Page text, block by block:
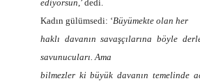
ediyorsun ,’ dedi.
Kadın gülümsedi: ‘Büyümekte olan her
haklı davanın savaşçılarına böyle
savunucuları. Ama
bilmezler ki büyük davanın temelinde